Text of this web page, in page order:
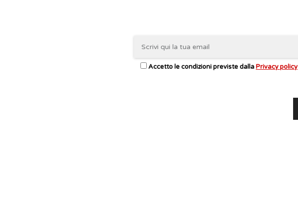
Accetto le condizioni previste dallaPrivacy policy